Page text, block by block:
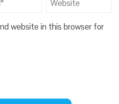
website in this browser for